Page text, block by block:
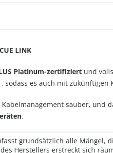
LINK
Platinum-zertifiziert und
sodass es auch mit
Kabelmanagement sauber, und
.
grundsätzlich alle Mängel,
Herstellers erstreckt sich